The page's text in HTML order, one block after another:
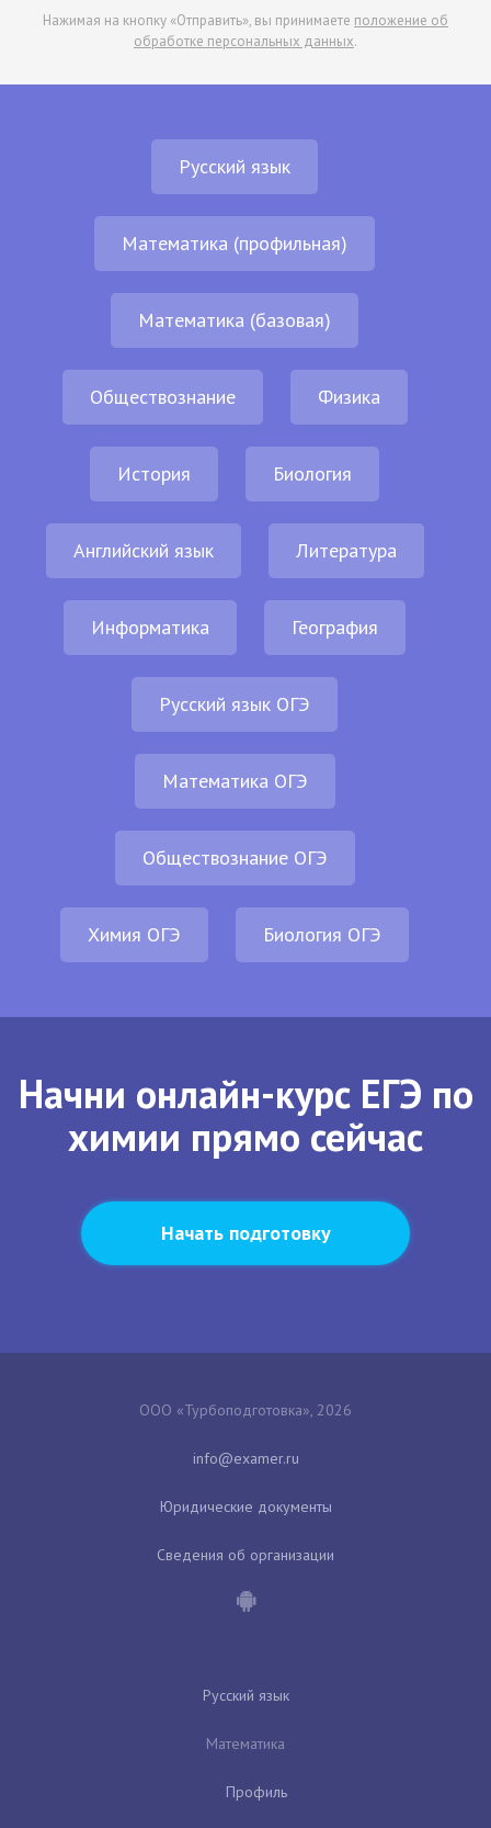
Нажимая на кнопку «Отправить», вы принимаете положение об
обработке персональных данных.
Русский язык
Математика (профильная)
Математика (базовая)
Обществознание Физика
История Биология
Английский язык Литература
Информатика География
Русский язык ОГЭ
Математика ОГЭ
Обществознание ОГЭ
Химия ОГЭ Биология ОГЭ
Начни онлайн-курс ЕГЭ по
химии прямо сейчас
Начать подготовку
ООО «Турбоподготовка», 2026
Юридические документы
Сведения об организации
Русский язык
Математика
Профиль